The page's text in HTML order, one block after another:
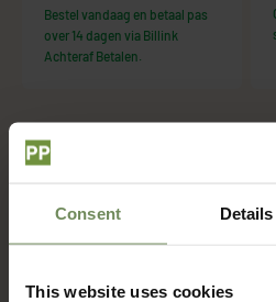
Consent Details
This website uses cookies
Bestel vandaag en betaal pas
over 14 dagen via Billink
Achteraf Betalen.
Wat dacht je hiervan?